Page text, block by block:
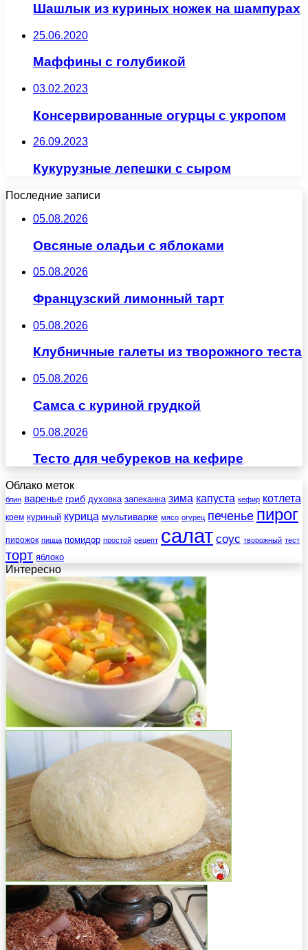
Шашлык из куриных ножек на шампурах
25.06.2020
Маффины с голубикой
03.02.2023
Консервированные огурцы с укропом
26.09.2023
Кукурузные лепешки с сыром
Последние записи
05.08.2026
Овсяные оладьи с яблоками
05.08.2026
Французский лимонный тарт
05.08.2026
Клубничные галеты из творожного теста
05.08.2026
Самса с куриной грудкой
05.08.2026
Тесто для чебуреков на кефире
Облако меток
блин варенье гриб духовка запеканка зима капуста кефир котлета
крем куриный курица мультиварке мясо огурец печенье пирог
пирожок пицца помидор простой рецепт салат соус творожный тест
торт яблоко
Интересно